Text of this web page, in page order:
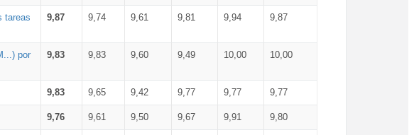
tareas
9,87 9,74 9,61 9,81 9,94 9,87
por
9,83 9,83 9,60 9,49 10,00 10,00
9,83 9,65 9,42 9,77 9,77 9,77
9,76 9,61 9,50 9,67 9,91 9,80